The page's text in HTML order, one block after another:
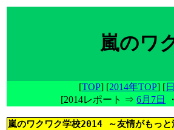
嵐のワ
[TOP] [2014年TOP] [
[2014レポート ⇒6月7日
嵐のワクワク学校2014 ～友情がもっと